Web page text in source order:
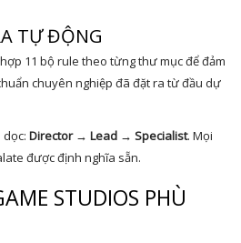
TỰ ĐỘNG
11 bộ rule theo từng thư mục để đảm
chuyên nghiệp đã đặt ra từ đầu dự
Director → Lead → Specialist. Mọi
được định nghĩa sẵn.
STUDIOS PHÙ